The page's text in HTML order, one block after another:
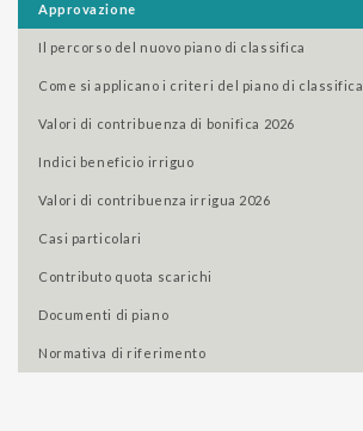
approvazione
il percorso del nuovo piano di classifica
come si applicano i criteri del piano di classifica
valori di contribuenza di bonifica 2026
indici beneficio irriguo
valori di contribuenza irrigua 2026
casi particolari
contributo quota scarichi
documenti di piano
normativa di riferimento